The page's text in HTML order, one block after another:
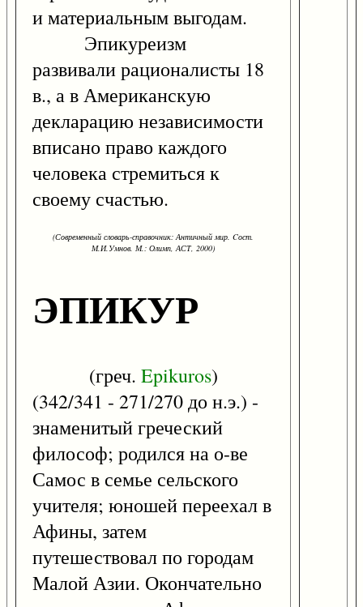
и материальным выгодам.
Эпикуреизм
развивали рационалисты 18
в., а в Американскую
декларацию независимости
вписано право каждого
человека стремиться к
своему счастью.
(Современный словарь-справочник: Античный мир. Cост.
М.И.Умнов. М.: Олимп, АСТ, 2000)
ЭПИКУР
(греч. Epikuros)
(342/341 - 271/270 до н.э.) -
знаменитый греческий
философ; родился на о-ве
Самос в семье сельского
учителя; юношей переехал в
Афины, затем
путешествовал по городам
Малой Азии. Окончательно